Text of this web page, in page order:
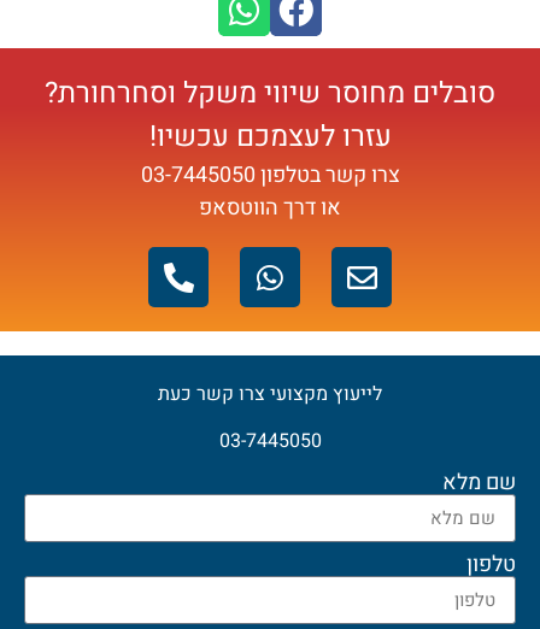
סובלים מחוסר שיווי משקל וסחרחורת?
עזרו לעצמכם עכשיו!
צרו קשר בטלפון03-7445050
או דרך הווטסאפ
לייעוץ מקצועי צרו קשר כעת
03-7445050
שם מלא
טלפון